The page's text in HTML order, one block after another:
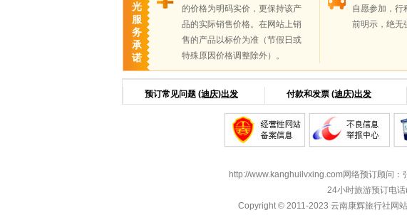
光
服
务
承
诺
的价格为明码实价，更保持该产
品的实际销售价格。在网站上销
售的产品以标价为准（节假日或
特殊原因价格调整除外）。
自愿参加，行
前明示，绝无
预订常见问题 (迪庆)出发 付款和发票 (迪庆)出发
http://www.kanghuilvxing.com网络预订顾问：
24小时旅游预订电
Copyright © 2011-2023 云南康辉旅行社网